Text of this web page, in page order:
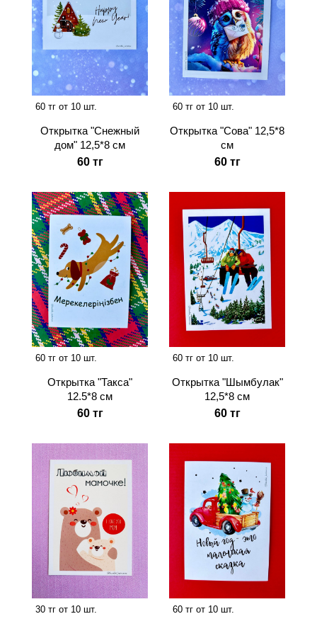
60 тг от 10 шт.
Открытка "Снежный
дом" 12,5*8 см
60 тг
60 тг от 10 шт.
Открытка "Сова" 12,5*8
см
60 тг
60 тг от 10 шт.
Открытка "Такса"
12.5*8 см
60 тг
60 тг от 10 шт.
Открытка "Шымбулак"
12,5*8 см
60 тг
30 тг от 10 шт. 60 тг от 10 шт.